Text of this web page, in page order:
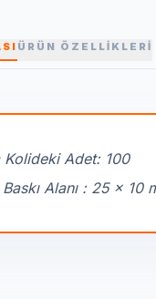
ÜRÜN ÖZELLİKLERİ
Adet: 100
Alanı : 25 x 10